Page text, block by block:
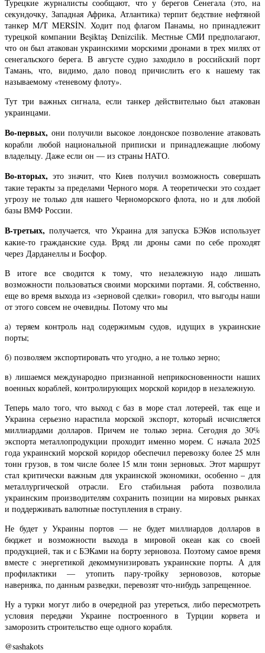
Турецкие журналисты сообщают, что у берегов Сенегала (это, на
секундочку, Западная Африка, Атлантика) терпит бедствие нефтяной
танкер M/T MERSİN. Ходит под флагом Панамы, но принадлежит
турецкой компании Beşiktaş Denizcilik. Местные СМИ предполагают,
что он был атакован украинскими морскими дронами в трех милях от
сенегальского берега. В августе судно заходило в российский порт
Тамань, что, видимо, дало повод причислить его к нашему так
называемому «теневому флоту».
Тут три важных сигнала, если танкер действительно был атакован
украинцами.
Во-первых, они получили высокое лондонское позволение атаковать
корабли любой национальной приписки и принадлежащие любому
владельцу. Даже если он — из страны НАТО.
Во-вторых, это значит, что Киев получил возможность совершать
такие теракты за пределами Черного моря. А теоретически это создает
угрозу не только для нашего Черноморского флота, но и для любой
базы ВМФ России.
В-третьих, получается, что Украина для запуска БЭКов использует
какие-то гражданские суда. Вряд ли дроны сами по себе проходят
через Дарданеллы и Босфор.
В итоге все сводится к тому, что незалежную надо лишать
возможности пользоваться своими морскими портами. Я, собственно,
еще во время выхода из «зерновой сделки» говорил, что выгоды наши
от этого совсем не очевидны. Потому что мы
а) теряем контроль над содержимым судов, идущих в украинские
порты;
б) позволяем экспортировать что угодно, а не только зерно;
в) лишаемся международно признанной неприкосновенности наших
военных кораблей, контролирующих морской коридор в незалежную.
Теперь мало того, что выход с баз в море стал лотереей, так еще и
Украина серьезно нарастила морской экспорт, который исчисляется
миллиардами долларов. Причем не только зерна. Сегодня до 30%
экспорта металлопродукции проходит именно морем. С начала 2025
года украинский морской коридор обеспечил перевозку более 25 млн
тонн грузов, в том числе более 15 млн тонн зерновых. Этот маршрут
стал критически важным для украинской экономики, особенно – для
металлургической отрасли. Его стабильная работа позволила
украинским производителям сохранить позиции на мировых рынках
и поддерживать валютные поступления в страну.
Не будет у Украины портов — не будет миллиардов долларов в
бюджет и возможности выхода в мировой океан как со своей
продукцией, так и с БЭКами на борту зерновоза. Поэтому самое время
вместе с энергетикой декоммунизировать украинские порты. А для
профилактики — утопить пару-тройку зерновозов, которые
наверняка, по данным разведки, перевозят что-нибудь запрещенное.
Ну а турки могут либо в очередной раз утереться, либо пересмотреть
условия передачи Украине построенного в Турции корвета и
заморозить строительство еще одного корабля.
@sashakots